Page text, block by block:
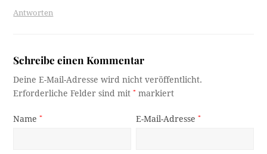
Antworten
Schreibe einen Kommentar
Deine E-Mail-Adresse wird nicht veröffentlicht.
Erforderliche Felder sind mit* markiert
Name* E-Mail-Adresse*